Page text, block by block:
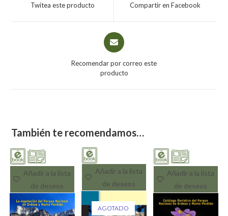
Twitea este producto Compartir en Facebook
Recomendar por correo este
producto
También te recomendamos…
Añadir a la lista
de deseos
Añadir a la lista
de deseos
AGOTADO
Añadir a la lista
de deseos